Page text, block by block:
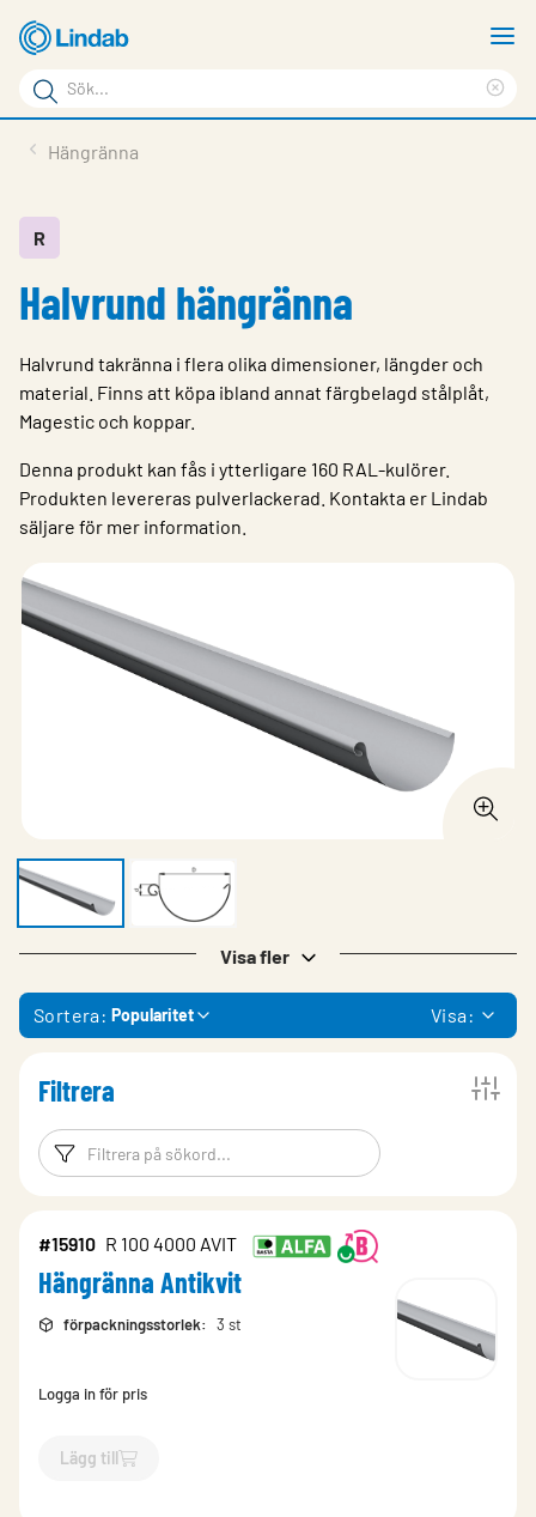
Hoppa
till
huvudinnehållet
Sökord
Sök
på
Service & Support
Hållbarhet
Kontakt
Logga in
Choose languge
Sweden
Hängränna
R
Halvrund hängränna
Halvrund takränna i flera olika dimensioner, längder och
material. Finns att köpa ibland annat färgbelagd stålplåt,
Magestic och koppar.
Denna produkt kan fås i ytterligare 160 RAL-kulörer.
Produkten levereras pulverlackerad. Kontakta er Lindab
säljare för mer information.
Visa fler
Sortera: Popularitet Visa:
Filtrera
Filtreringsord Filtrera
#15910 R 100 4000 AVIT
Hängränna Antikvit
förpackningsstorlek: 3 st
Logga in för pris
Lägg till
`$Lägg till